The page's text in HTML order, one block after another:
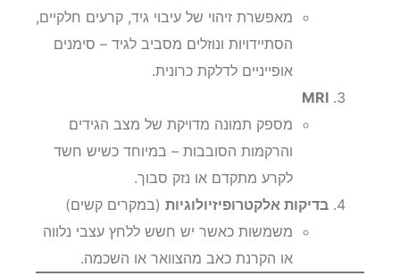
מאפשרת זיהוי של עיבוי גיד, קרעים חלקיים,
הסתיידויות ונוזלים מסביב לגיד – סימנים
אופייניים לדלקת כרונית.
MRI
מספק תמונה מדויקת של מצב הגידים
והרקמות הסובבות – במיוחד כשיש חשד
לקרע מתקדם או נזק סבוך.
בדיקות אלקטרופיזיולוגיות (במקרים קשים)
משמשות כאשר יש חשש ללחץ עצבי נלווה
או הקרנת כאב מהצוואר או השכמה.